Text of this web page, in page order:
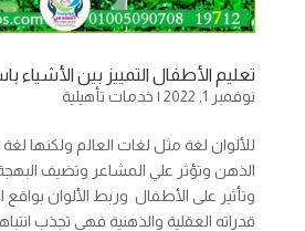
تعليم الأطفال التمييز بين الأشياء
نوفمبر 1, 2022 | خدمات تأهيلية
للألوان لغة مثل لغات العالم ولكنها
الذهن وتؤثر علي المشاعر وتضيف
وتأثير على الأطفال وربط الألوان
قدراته العقلية والذهنية فهى تجذب